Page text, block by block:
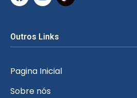
Outros Links
Pagina Inicial
Sobre nós